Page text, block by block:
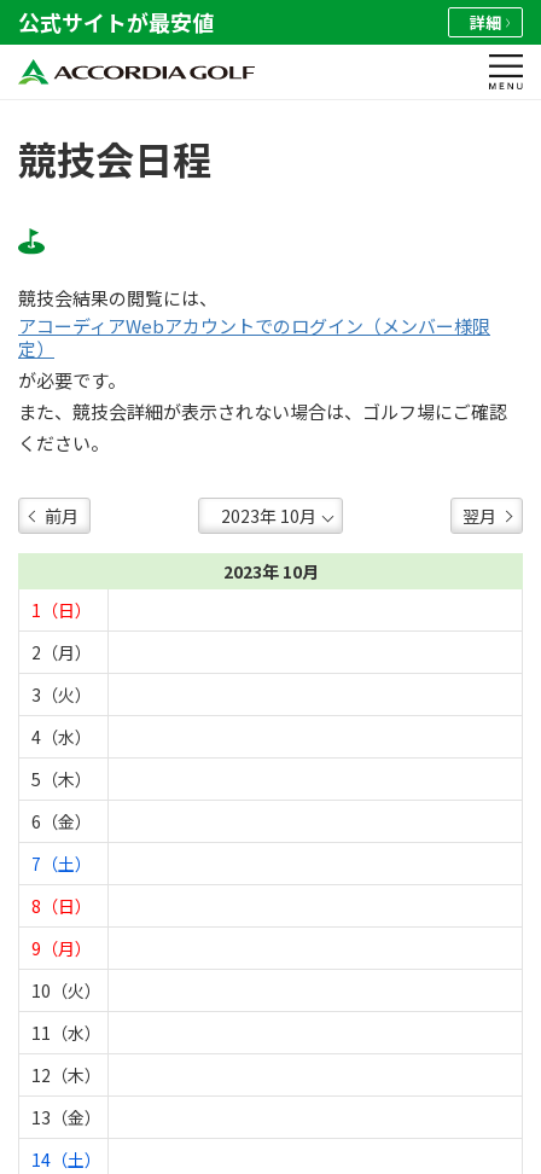
公式サイトが最安値 詳細
競技会日程
競技会結果の閲覧には、
アコーディアWebアカウントでのログイン（メンバー様限
定）
が必要です。
また、競技会詳細が表示されない場合は、ゴルフ場にご確認
ください。
前月 翌月
2023年 10月
1（日）
2（月）
3（火）
4（水）
5（木）
6（金）
7（土）
8（日）
9（月）
10（火）
11（水）
12（木）
13（金）
14（土）